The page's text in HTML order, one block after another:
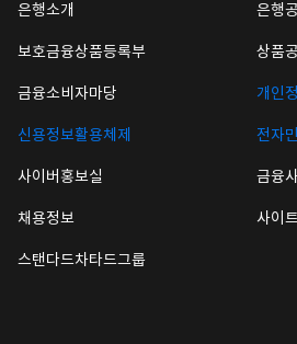
은행소개 은행
보호금융상품등록부 상품
금융소비자마당 개인
신용정보활용체제 전자
사이버홍보실 금융
채용정보 사이
스탠다드차타드그룹